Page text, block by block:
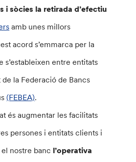
i sòcies la retirada d’efectiu
amb unes millors
acord s’emmarca per la
s’estableixen entre entitats
la Federació de Bancs
(FEBEA).
és augmentar les facilitats
persones i entitats clients i
nostre banc l’operativa